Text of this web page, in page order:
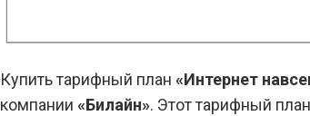
Купить тарифный план «Интернет
компании «Билайн». Этот тарифный